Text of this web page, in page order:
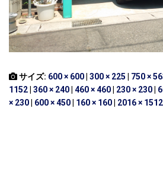
サイズ: 600 × 600| 300 × 225 | 750 ×
1152| 360 × 240| 460 × 460| 230 × 230|
× 230| 600 × 450| 160 × 160| 2016 × 1512